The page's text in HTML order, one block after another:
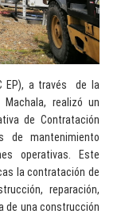
EP), a través de la
Machala, realizó un
de Contratación
de mantenimiento
operativas. Este
la contratación de
reparación,
de una construcción